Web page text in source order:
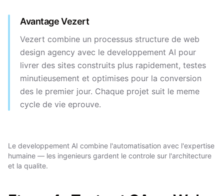
Avantage Vezert
Vezert combine un processus structure de web
design agency avec le developpement AI pour
livrer des sites construits plus rapidement, testes
minutieusement et optimises pour la conversion
des le premier jour. Chaque projet suit le meme
cycle de vie eprouve.
Le developpement AI combine l'automatisation avec l'expertise
humaine — les ingenieurs gardent le controle sur l'architecture
et la qualite.